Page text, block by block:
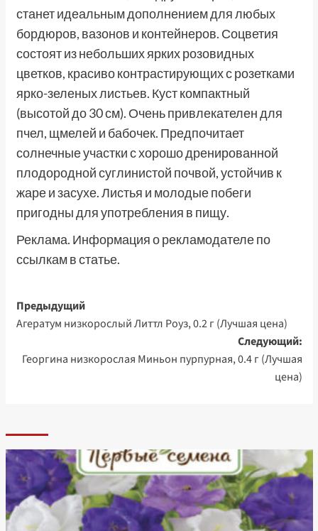
станет идеальным дополнением для любых
бордюров, вазонов и контейнеров. Соцветия
состоят из небольших ярких розовидных
цветков, красиво контрастирующих с розетками
ярко-зеленых листьев. Куст компактный
(высотой до 30 см). Очень привлекателен для
пчел, щмелей и бабочек. Предпочитает
солнечные участки с хорошо дренированной
плодородной суглинистой почвой, устойчив к
жаре и засухе. Листья и молодые побеги
пригодны для употребления в пищу.
Реклама. Информация о рекламодателе по
ссылкам в статье.
Навигация
записи
Предыдущий
Агератум низкорослый Литтл Роуз, 0.2 г (Лучшая цена)
Следующий:
Георгина низкорослая Миньон пурпурная, 0.4 г (Лучшая
цена)